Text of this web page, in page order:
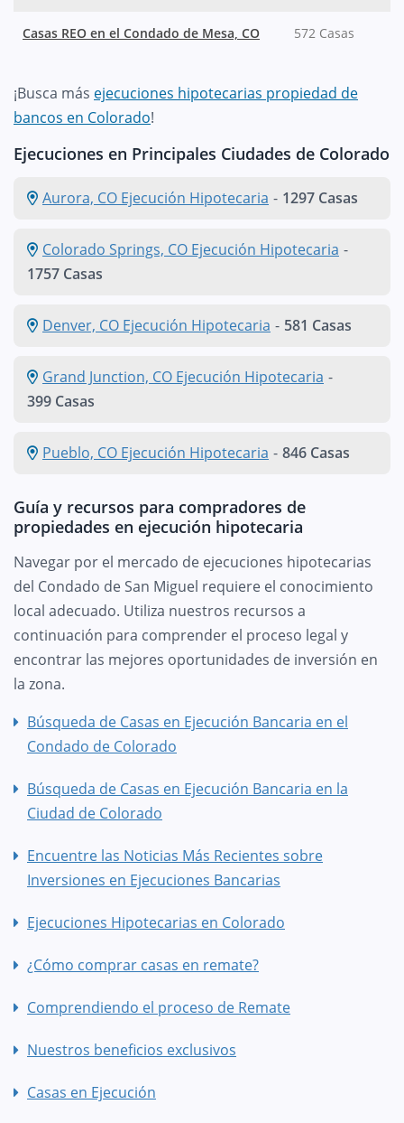
Casas REO en el Condado de Mesa, CO 572 Casas
¡Busca más ejecuciones hipotecarias propiedad de
bancos en Colorado!
Ejecuciones en Principales Ciudades de Colorado
Aurora, CO Ejecución Hipotecaria - 1297 Casas
Colorado Springs, CO Ejecución Hipotecaria -
1757 Casas
Denver, CO Ejecución Hipotecaria - 581 Casas
Grand Junction, CO Ejecución Hipotecaria -
399 Casas
Pueblo, CO Ejecución Hipotecaria - 846 Casas
Guía y recursos para compradores de
propiedades en ejecución hipotecaria
Navegar por el mercado de ejecuciones hipotecarias
del Condado de San Miguel requiere el conocimiento
local adecuado. Utiliza nuestros recursos a
continuación para comprender el proceso legal y
encontrar las mejores oportunidades de inversión en
la zona.
Búsqueda de Casas en Ejecución Bancaria en el
Condado de Colorado
Búsqueda de Casas en Ejecución Bancaria en la
Ciudad de Colorado
Encuentre las Noticias Más Recientes sobre
Inversiones en Ejecuciones Bancarias
Ejecuciones Hipotecarias en Colorado
¿Cómo comprar casas en remate?
Comprendiendo el proceso de Remate
Nuestros beneficios exclusivos
Casas en Ejecución